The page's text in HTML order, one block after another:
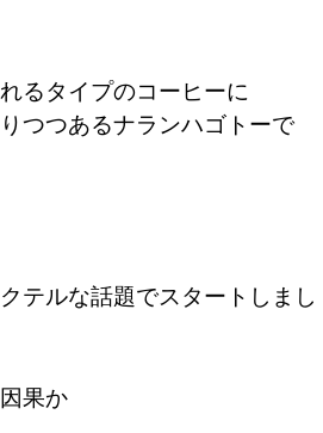
るタイプのコーヒーに
つつあるナランハゴトーで
テルな話題でスタートしまし
果か